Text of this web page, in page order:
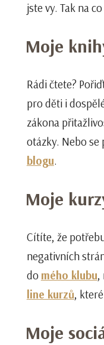
jste vy. Tak na
Moje
Rádi čtete?
pro děti i
zákona
otázky. Nebo se
blogu.
Moje
Cítíte, že
negativních
do mého klubu,
line kurzů,
Moje